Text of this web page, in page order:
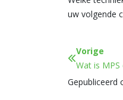
uw volgende
Vorige
Wat is
Gepubliceerd